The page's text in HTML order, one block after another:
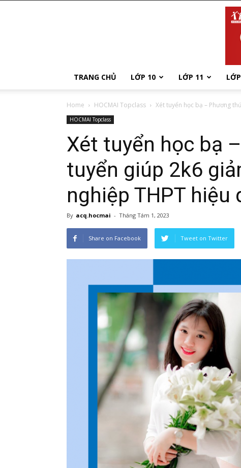
TRANG CHỦ LỚP 10 LỚP 11
Home HOCMAI Topclass Xét tuyển học bạ – Phương
HOCMAI Topclass
Xét tuyển học bạ
tuyển giúp 2k6
nghiệp THPT hiệu
By acq.hocmai - Tháng Tám 1, 2023
Share on Facebook Tweet on Twitter